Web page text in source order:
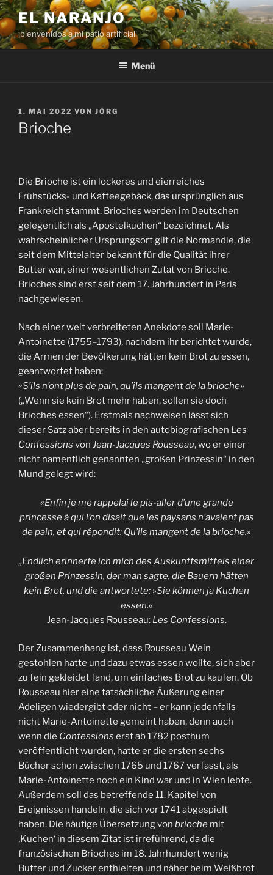
Zum
Inhalt
springen
EL NARANJO
¡bienvenidos a mi patio artificial!
Menü
VERÖFFENTLICHT
AM
1. MAI 2022 VON JÖRG
Brioche
Die Brioche ist ein lockeres und eierreiches
Frühstücks- und Kaffeegebäck, das ursprünglich aus
Frankreich stammt. Brioches werden im Deutschen
gelegentlich als „Apostelkuchen“ bezeichnet. Als
wahrscheinlicher Ursprungsort gilt die Normandie, die
seit dem Mittelalter bekannt für die Qualität ihrer
Butter war, einer wesentlichen Zutat von Brioche.
Brioches sind erst seit dem 17. Jahrhundert in Paris
nachgewiesen.
Nach einer weit verbreiteten Anekdote soll Marie-
Antoinette (1755–1793), nachdem ihr berichtet wurde,
die Armen der Bevölkerung hätten kein Brot zu essen,
geantwortet haben:
«S’ils n’ont plus de pain, qu’ils mangent de la brioche»
(„Wenn sie kein Brot mehr haben, sollen sie doch
Brioches essen“). Erstmals nachweisen lässt sich
dieser Satz aber bereits in den autobiografischen Les
Confessions von Jean-Jacques Rousseau, wo er einer
nicht namentlich genannten „großen Prinzessin“ in den
Mund gelegt wird:
«Enfin je me rappelai le pis-aller d’une grande
princesse à qui l’on disait que les paysans n’avaient pas
de pain, et qui répondit: Qu’ils mangent de la brioche.»
„Endlich erinnerte ich mich des Auskunftsmittels einer
großen Prinzessin, der man sagte, die Bauern hätten
kein Brot, und die antwortete: »Sie können ja Kuchen
essen.«
Jean-Jacques Rousseau: Les Confessions.
Der Zusammenhang ist, dass Rousseau Wein
gestohlen hatte und dazu etwas essen wollte, sich aber
zu fein gekleidet fand, um einfaches Brot zu kaufen. Ob
Rousseau hier eine tatsächliche Äußerung einer
Adeligen wiedergibt oder nicht – er kann jedenfalls
nicht Marie-Antoinette gemeint haben, denn auch
wenn die Confessions erst ab 1782 posthum
veröffentlicht wurden, hatte er die ersten sechs
Bücher schon zwischen 1765 und 1767 verfasst, als
Marie-Antoinette noch ein Kind war und in Wien lebte.
Außerdem soll das betreffende 11. Kapitel von
Ereignissen handeln, die sich vor 1741 abgespielt
haben. Die häufige Übersetzung von brioche mit
‚Kuchen‘ in diesem Zitat ist irreführend, da die
französischen Brioches im 18. Jahrhundert wenig
Butter und Zucker enthielten und näher beim Weißbrot